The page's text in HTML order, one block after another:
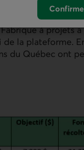
à projets a
de la plateforme.
du Québec ont